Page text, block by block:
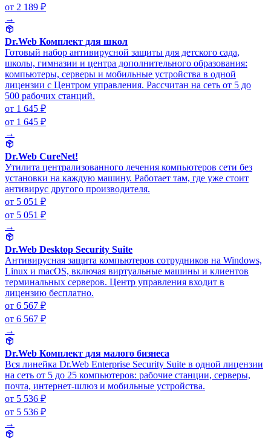
от 2 189 ₽
→
Dr.Web Комплект для школ
Готовый набор антивирусной защиты для детского сада,
школы, гимназии и центра дополнительного образования:
компьютеры, серверы и мобильные устройства в одной
лицензии с Центром управления. Рассчитан на сеть от 5 до
500 рабочих станций.
от 1 645 ₽
от 1 645 ₽
→
Dr.Web CureNet!
Утилита централизованного лечения компьютеров сети без
установки на каждую машину. Работает там, где уже стоит
антивирус другого производителя.
от 5 051 ₽
от 5 051 ₽
→
Dr.Web Desktop Security Suite
Антивирусная защита компьютеров сотрудников на Windows,
Linux и macOS, включая виртуальные машины и клиентов
терминальных серверов. Центр управления входит в
лицензию бесплатно.
от 6 567 ₽
от 6 567 ₽
→
Dr.Web Комплект для малого бизнеса
Вся линейка Dr.Web Enterprise Security Suite в одной лицензии
на сеть от 5 до 25 компьютеров: рабочие станции, серверы,
почта, интернет-шлюз и мобильные устройства.
от 5 536 ₽
от 5 536 ₽
→